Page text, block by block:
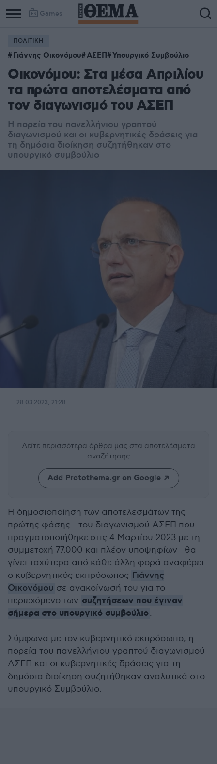
Games
Column
1
Column
2
ΠΟΛΙΤΙΚΗ
Γιάννης Οικονόμου ΑΣΕΠ Υπουργικό Συμβούλιο
Οικονόμου: Στα μέσα Απριλίου
τα πρώτα αποτελέσματα από
τον διαγωνισμό του ΑΣΕΠ
Η πορεία του πανελλήνιου γραπτού
διαγωνισμού και οι κυβερνητικές δράσεις για
τη δημόσια διοίκηση συζητήθηκαν στο
υπουργικό συμβούλιο
28.03.2023, 21:28
Δείτε περισσότερα άρθρα μας στα αποτελέσματα
αναζήτησης
Add Protothema.gr on Google
Η δημοσιοποίηση των αποτελεσμάτων της
πρώτης φάσης - του διαγωνισμού ΑΣΕΠ που
πραγματοποιήθηκε στις 4 Μαρτίου 2023 με τη
συμμετοχή 77.000 και πλέον υποψηφίων - θα
γίνει ταχύτερα από κάθε άλλη φορά αναφέρει
ο κυβερνητικός εκπρόσωπος Γιάννης
Οικονόμου σε ανακοίνωσή του για το
περιεχόμενο των συζητήσεων που έγιναν
σήμερα στο υπουργικό συμβούλιο.
Σύμφωνα με τον κυβερνητικό εκπρόσωπο, η
πορεία του πανελλήνιου γραπτού διαγωνισμού
ΑΣΕΠ και οι κυβερνητικές δράσεις για τη
δημόσια διοίκηση συζητήθηκαν αναλυτικά στο
υπουργικό Συμβούλιο.